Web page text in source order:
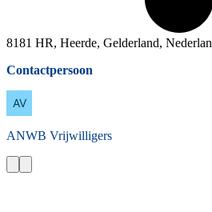
8181 HR, Heerde, Gelderland,
Contactpersoon
ANWB Vrijwilligers